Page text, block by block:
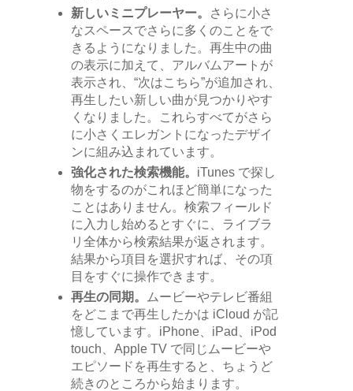
新しいミニプレーヤー。
さらに小さ
なスペースでさらに多くのことをで
きるようになりました。再生中の曲
の表示に加えて、アルバムアートが
表示され、“次はこちら”が追加され、
再生したい新しい曲が見つかりやす
くなりました。これらすべてがさら
に小さくエレガントになったデザイ
ンに組み込まれています。
強化された検索機能。 iTunes で探し
物をするのがこれほど簡単になった
ことはありません。検索フィールド
に入力し始めるとすぐに、ライブラ
リ全体から検索結果が返されます。
結果から項目を選択すれば、その項
目をすぐに操作できます。
再生の同期。
ムービーやテレビ番組
をどこまで再生したかは iCloud が記
憶しています。iPhone、iPad、iPod
touch、Apple TV で同じムービーや
エピソードを再生すると、ちょうど
続きのところから始まります。